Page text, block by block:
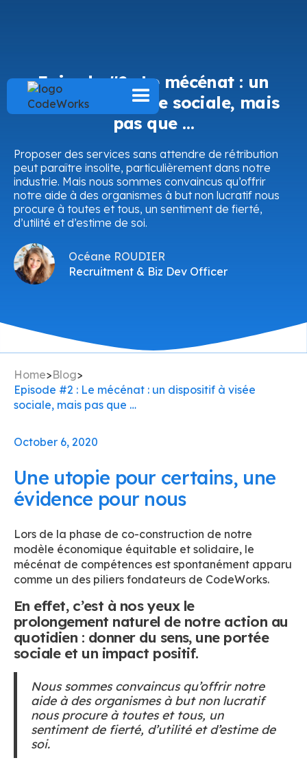
Episode #2 : Le mécénat : un
dispositif à visée sociale, mais
pas que …
Proposer des services sans attendre de rétribution
peut paraître insolite, particulièrement dans notre
industrie. Mais nous sommes convaincus qu’offrir
notre aide à des organismes à but non lucratif nous
procure à toutes et tous, un sentiment de fierté,
d’utilité et d’estime de soi.
Océane ROUDIER
Recruitment & Biz Dev Officer
Home>Blog>
Episode #2 : Le mécénat : un dispositif à visée
sociale, mais pas que …
October 6, 2020
Une utopie pour certains, une
évidence pour nous
Lors de la phase de co-construction de notre
modèle économique équitable et solidaire, le
mécénat de compétences est spontanément apparu
comme un des piliers fondateurs de CodeWorks.
En effet, c’est à nos yeux le
prolongement naturel de notre action au
quotidien : donner du sens, une portée
sociale et un impact positif.
Nous sommes convaincus qu’offrir notre
aide à des organismes à but non lucratif
nous procure à toutes et tous, un
sentiment de fierté, d’utilité et d’estime de
soi.